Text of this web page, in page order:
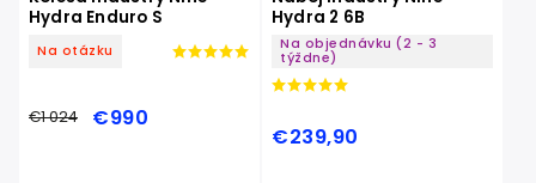
Hydra Enduro S
Na otázku
€1 024 €990
Hydra 2 6B
Na objednávku (2 - 3
týždne)
€239,90